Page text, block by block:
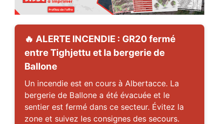
🔥 ALERTE INCENDIE : GR20 fermé
entre Tighjettu et la bergerie de
Ballone
Un incendie est en cours à Albertacce. La
bergerie de Ballone a été évacuée et le
sentier est fermé dans ce secteur. Évitez la
zone et suivez les consignes des secours.